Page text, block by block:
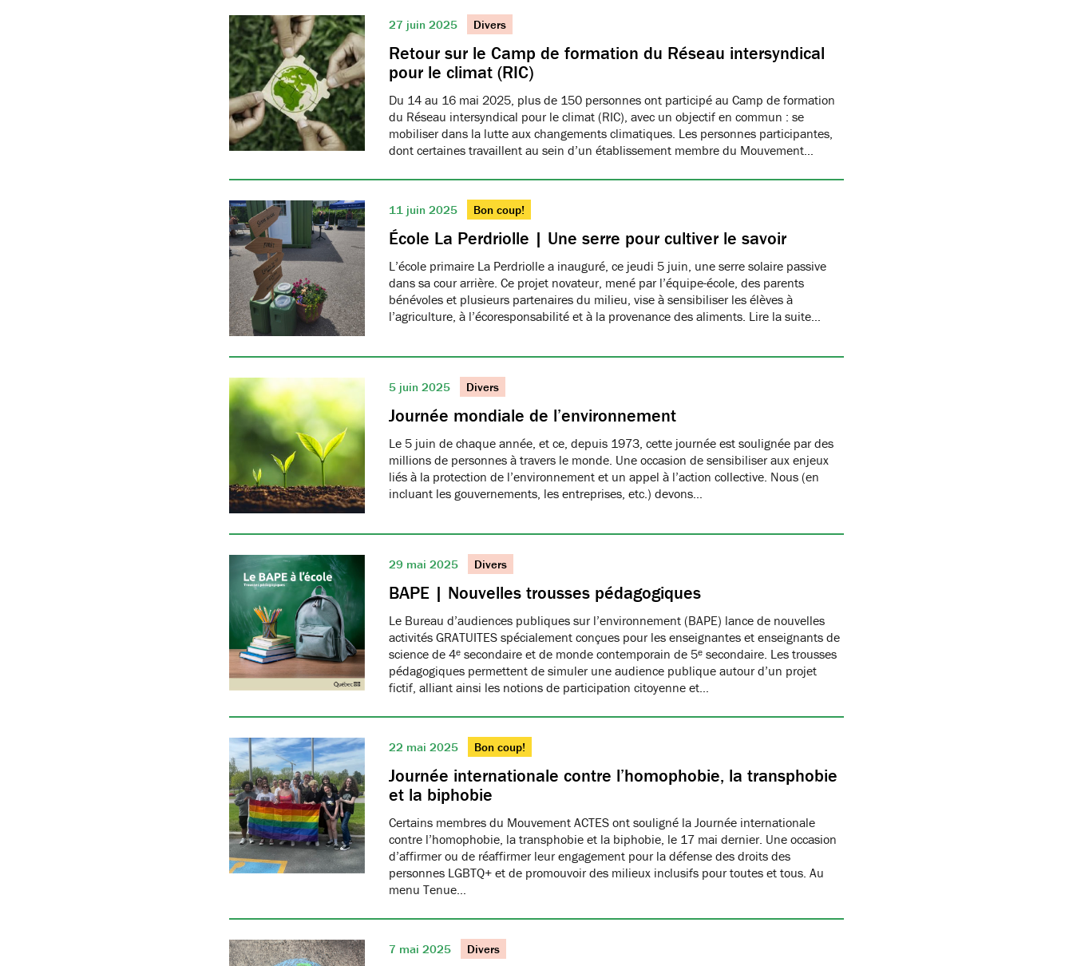
27 juin 2025 Divers
Retour sur le Camp de formation du Réseau intersyndical
pour le climat (RIC)
Du 14 au 16 mai 2025, plus de 150 personnes ont participé au Camp de formation
du Réseau intersyndical pour le climat (RIC), avec un objectif en commun : se
mobiliser dans la lutte aux changements climatiques. Les personnes participantes,
dont certaines travaillent au sein d’un établissement membre du Mouvement…
11 juin 2025 Bon coup!
École La Perdriolle | Une serre pour cultiver le savoir
L’école primaire La Perdriolle a inauguré, ce jeudi 5 juin, une serre solaire passive
dans sa cour arrière. Ce projet novateur, mené par l’équipe-école, des parents
bénévoles et plusieurs partenaires du milieu, vise à sensibiliser les élèves à
l’agriculture, à l’écoresponsabilité et à la provenance des aliments. Lire la suite…
5 juin 2025 Divers
Journée mondiale de l’environnement
Le 5 juin de chaque année, et ce, depuis 1973, cette journée est soulignée par des
millions de personnes à travers le monde. Une occasion de sensibiliser aux enjeux
liés à la protection de l’environnement et un appel à l’action collective. Nous (en
incluant les gouvernements, les entreprises, etc.) devons…
29 mai 2025 Divers
BAPE | Nouvelles trousses pédagogiques
Le Bureau d’audiences publiques sur l’environnement (BAPE) lance de nouvelles
activités GRATUITES spécialement conçues pour les enseignantes et enseignants de
science de 4ᵉ secondaire et de monde contemporain de 5ᵉ secondaire. Les trousses
pédagogiques permettent de simuler une audience publique autour d’un projet
fictif, alliant ainsi les notions de participation citoyenne et…
22 mai 2025 Bon coup!
Journée internationale contre l’homophobie, la transphobie
et la biphobie
Certains membres du Mouvement ACTES ont souligné la Journée internationale
contre l’homophobie, la transphobie et la biphobie, le 17 mai dernier. Une occasion
d’affirmer ou de réaffirmer leur engagement pour la défense des droits des
personnes LGBTQ+ et de promouvoir des milieux inclusifs pour toutes et tous. Au
menu Tenue…
7 mai 2025 Divers